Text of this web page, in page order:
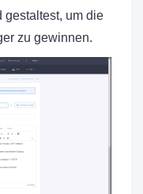
gestaltest, um die
zu gewinnen.